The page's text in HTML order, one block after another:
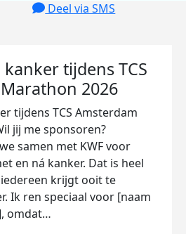
Deel via SMS
tijdens TCS
2026
tijdens TCS Amsterdam
jij me sponsoren?
samen met KWF voor
en ná kanker. Dat is heel
krijgt ooit te
Ik ren speciaal voor [naam
omdat…